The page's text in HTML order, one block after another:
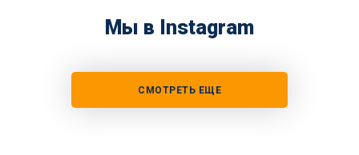
Мы в Instagram
СМОТРЕТЬ ЕЩЕ